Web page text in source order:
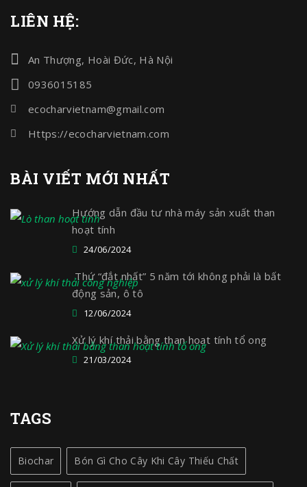
LIÊN HỆ:
An Thượng, Hoài Đức, Hà Nội
0936015185
ecocharvietnam@gmail.com
Https://ecocharvietnam.com
BÀI VIẾT MỚI NHẤT
Hướng dẫn đầu tư nhà máy sản xuất than
hoạt tính
24/06/2024
Thứ “đắt nhất” 5 năm tới không phải là bất
động sản, ô tô
12/06/2024
Xử lý khí thải bằng than hoạt tính tổ ong
21/03/2024
TAGS
Biochar Bón Gì Cho Cây Khi Cây Thiếu Chất